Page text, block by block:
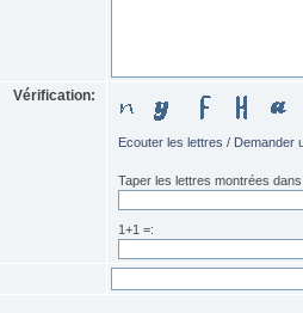
Vérification:
Ecouter les lettres / Demander
Taper les lettres montrées
1+1 =: